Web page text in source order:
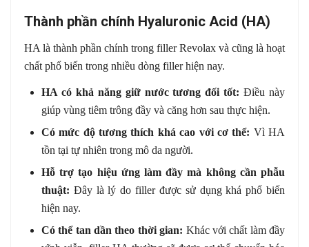
Thành phần chính Hyaluronic Acid (HA)
HA là thành phần chính trong filler Revolax và cũng là hoạt
chất phổ biến trong nhiều dòng filler hiện nay.
HA có khả năng giữ nước tương đối tốt: Điều này
giúp vùng tiêm trông đầy và căng hơn sau thực hiện.
Có mức độ tương thích khá cao với cơ thể: Vì HA
tồn tại tự nhiên trong mô da người.
Hỗ trợ tạo hiệu ứng làm đầy mà không cần phẫu
thuật: Đây là lý do filler được sử dụng khá phổ biến
hiện nay.
Có thể tan dần theo thời gian: Khác với chất làm đầy